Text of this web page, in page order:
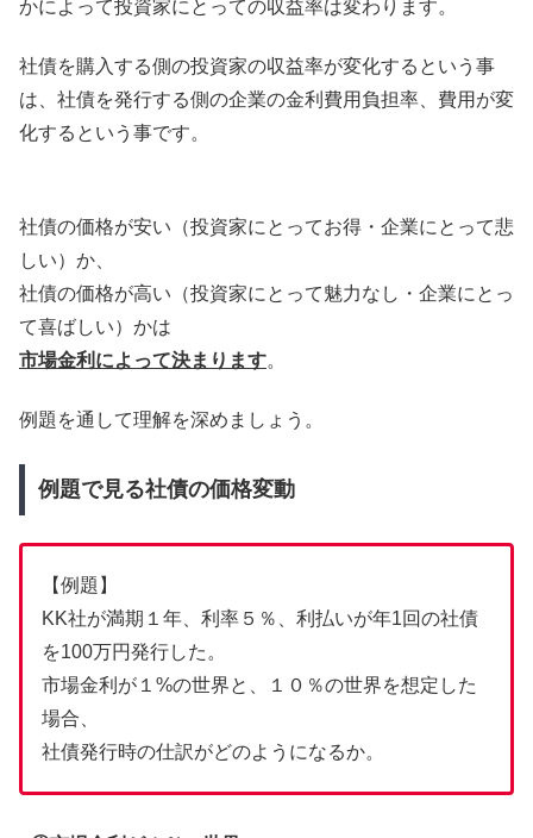
かによって投資家にとっての収益率は変わります。
社債を購入する側の投資家の収益率が変化するという事
は、社債を発行する側の企業の金利費用負担率、費用が変
化するという事です。
社債の価格が安い（投資家にとってお得・企業にとって悲
しい）か、
社債の価格が高い（投資家にとって魅力なし・企業にとっ
て喜ばしい）かは
市場金利によって決まります。
例題を通して理解を深めましょう。
例題で見る社債の価格変動
【例題】
KK社が満期１年、利率５％、利払いが年1回の社債
を100万円発行した。
市場金利が１%の世界と、１０％の世界を想定した
場合、
社債発行時の仕訳がどのようになるか。